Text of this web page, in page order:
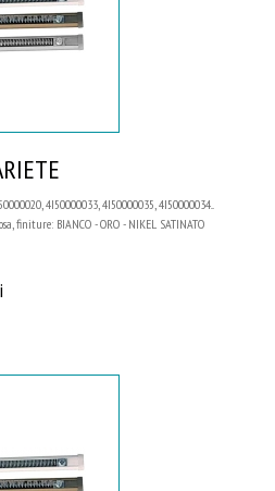
4I50000033, 4I50000035, 4I50000034...
finiture: BIANCO - ORO - NIKEL SATINATO